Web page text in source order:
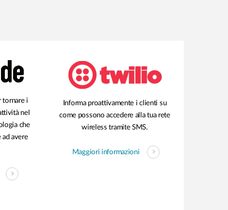
tornare i
nel
che
ad avere
Informa proattivamente i clienti su
come possono accedere alla tua rete
wireless tramite SMS.
Maggiori informazioni